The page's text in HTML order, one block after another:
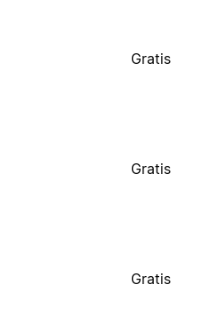
Gratis
Gratis
Gratis